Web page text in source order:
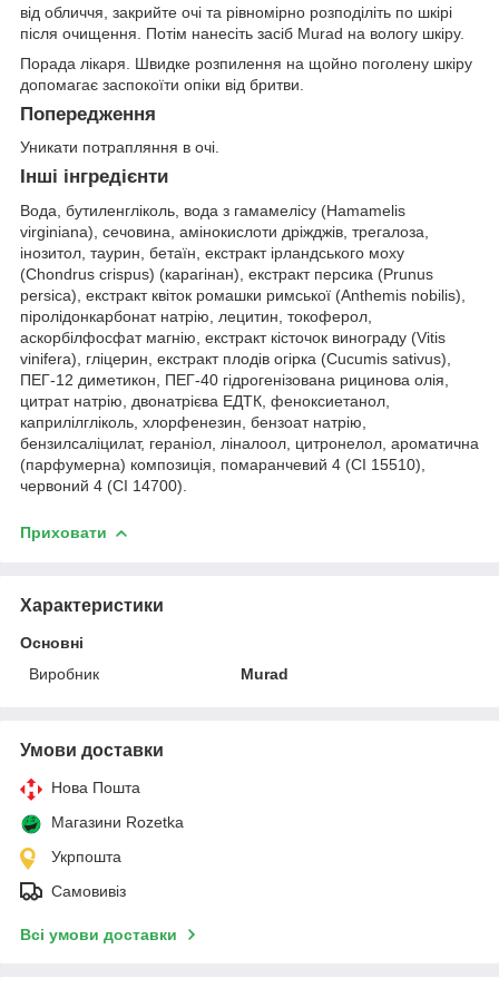
від обличчя, закрийте очі та рівномірно розподіліть по шкірі
після очищення. Потім нанесіть засіб Murad на вологу шкіру.
Порада лікаря. Швидке розпилення на щойно поголену шкіру
допомагає заспокоїти опіки від бритви.
Попередження
Уникати потрапляння в очі.
Інші інгредієнти
Вода, бутиленгліколь, вода з гамамелісу (Hamamelis
virginiana), сечовина, амінокислоти дріжджів, трегалоза,
інозитол, таурин, бетаїн, екстракт ірландського моху
(Chondrus crispus) (карагінан), екстракт персика (Prunus
persica), екстракт квіток ромашки римської (Anthemis nobilis),
піролідонкарбонат натрію, лецитин, токоферол,
аскорбілфосфат магнію, екстракт кісточок винограду (Vitis
vinifera), гліцерин, екстракт плодів огірка (Cucumis sativus),
ПЕГ-12 диметикон, ПЕГ-40 гідрогенізована рицинова олія,
цитрат натрію, двонатрієва ЕДТК, феноксиетанол,
каприлілгліколь, хлорфенезин, бензоат натрію,
бензилсаліцилат, гераніол, ліналоол, цитронелол, ароматична
(парфумерна) композиція, помаранчевий 4 (CI 15510),
червоний 4 (CI 14700).
Приховати
Характеристики
Основні
Виробник
Murad
Умови доставки
Нова Пошта
Магазини Rozetka
Укрпошта
Самовивіз
Всі умови доставки